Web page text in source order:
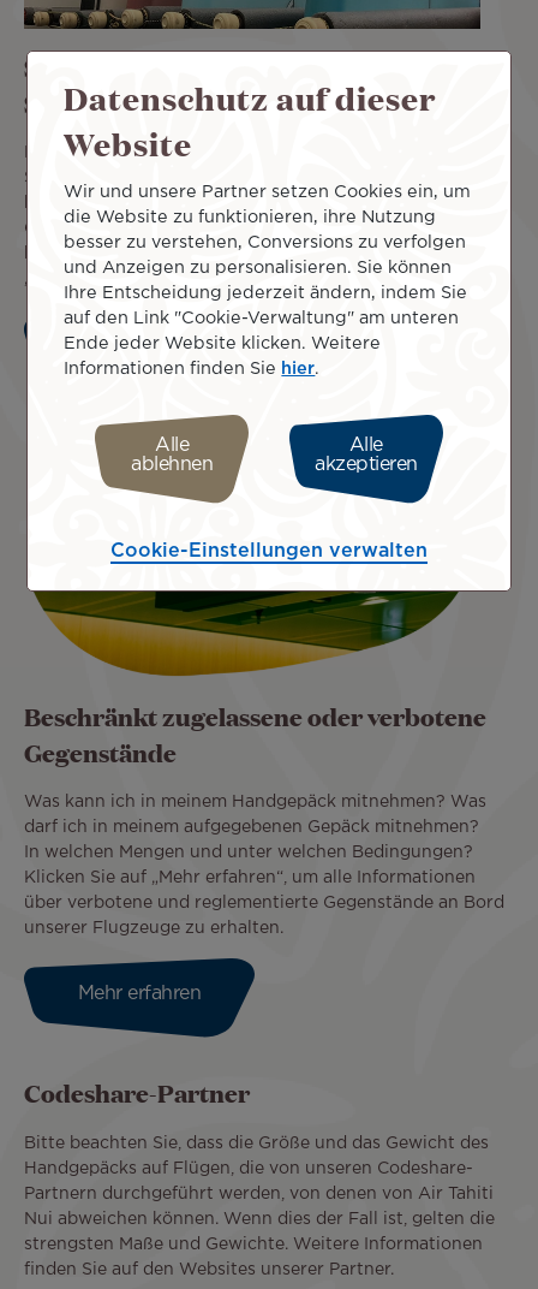
Sportausrüstung und anderes
Sondergepäck
Bei Air Tahiti Nui können Sie bestimmte
Sportausrüstungen zusätzlich zu Ihrem Freigepäck
kostenlos aufgeben. Außerdem können Sie übergroße
Gegenstände und Musikinstrumente mitführen, sofern Sie
bestimmte Beförderungsregeln einhalten. Klicken Sie auf
„Mehr erfahren“.
Mehr erfahren
Beschränkt zugelassene oder verbotene
Gegenstände
Was kann ich in meinem Handgepäck mitnehmen? Was
darf ich in meinem aufgegebenen Gepäck mitnehmen?
In welchen Mengen und unter welchen Bedingungen?
Klicken Sie auf „Mehr erfahren“, um alle Informationen
über verbotene und reglementierte Gegenstände an Bord
unserer Flugzeuge zu erhalten.
Mehr erfahren
Codeshare-Partner
Bitte beachten Sie, dass die Größe und das Gewicht des
Handgepäcks auf Flügen, die von unseren Codeshare-
Partnern durchgeführt werden, von denen von Air Tahiti
Nui abweichen können. Wenn dies der Fall ist, gelten die
strengsten Maße und Gewichte. Weitere Informationen
finden Sie auf den Websites unserer Partner.
Datenschutz auf dieser
Website
Wir und unsere Partner setzen Cookies ein, um
die Website zu funktionieren, ihre Nutzung
besser zu verstehen, Conversions zu verfolgen
und Anzeigen zu personalisieren. Sie können
Ihre Entscheidung jederzeit ändern, indem Sie
auf den Link "Cookie-Verwaltung" am unteren
Ende jeder Website klicken. Weitere
Informationen finden Sie hier.
Alle
ablehnen
Alle
akzeptieren
Cookie-Einstellungen verwalten